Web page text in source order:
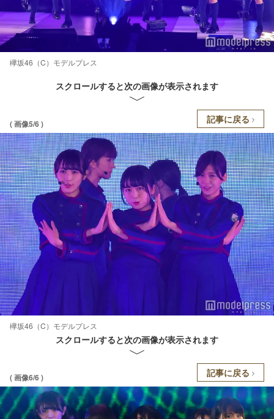
欅坂46（C）モデルプレス
スクロールすると次の画像が表示されます
( 画像5/6 ) 記事に戻る
欅坂46（C）モデルプレス
スクロールすると次の画像が表示されます
( 画像6/6 ) 記事に戻る